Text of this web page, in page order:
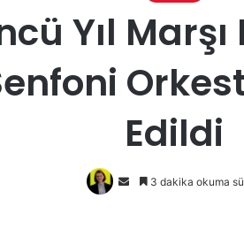
Yıl
Edildi
Bir
3 dakika okuma